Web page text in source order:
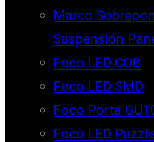
Marco
Suspensión
Foco LED COB
Foco LED SMD
Foco Porta
Foco LED